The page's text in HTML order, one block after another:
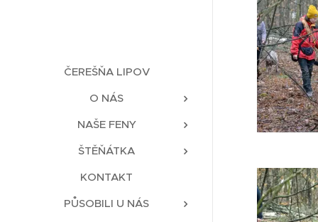
ČEREŠŇA LIPOV
O NÁS
NAŠE FENY
ŠTĚŇÁTKA
KONTAKT
PŮSOBILI U NÁS